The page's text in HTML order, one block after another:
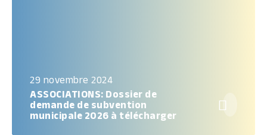
29 novembre 2024
ASSOCIATIONS: Dossier de
demande de subvention
municipale 2026 à télécharger
